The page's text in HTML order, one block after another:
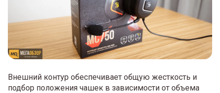
Внешний контур обеспечивает общую жесткость и
подбор положения чашек в зависимости от объема